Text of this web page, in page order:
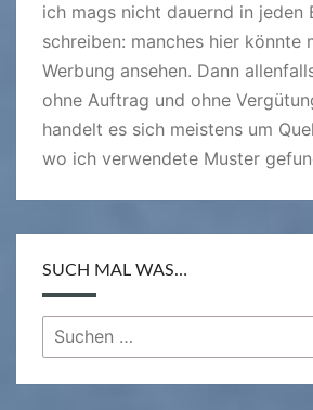
A
N
S
ich mags nicht dauernd in jeden
schreiben: manches hier könnte
Werbung ansehen. Dann
ohne Auftrag und ohne
handelt es sich meistens um
wo ich verwendete Muster
SUCH MAL WAS…
Suchen
nach: